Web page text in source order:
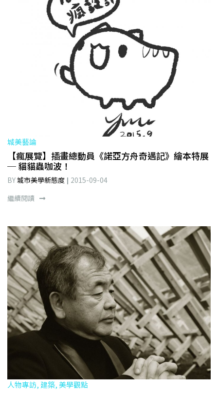
城美藝論
【瘋展覽】插畫總動員《諾亞方舟奇遇記》繪本特展
─ 貓貓蟲咖波！
BY城市美學新態度
2015-09-04
繼續閱讀
人物專訪, 建築, 美學觀點